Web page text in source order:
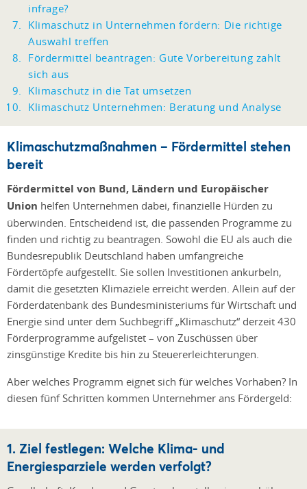
infrage?
Klimaschutz in Unternehmen fördern: Die richtige
Auswahl treffen
Fördermittel beantragen: Gute Vorbereitung zahlt
sich aus
Klimaschutz in die Tat umsetzen
Klimaschutz Unternehmen: Beratung und Analyse
Klimaschutzmaßnahmen – Fördermittel stehen
bereit
Fördermittel von Bund, Ländern und Europäischer
Union helfen Unternehmen dabei, finanzielle Hürden zu
überwinden. Entscheidend ist, die passenden Programme zu
finden und richtig zu beantragen. Sowohl die EU als auch die
Bundesrepublik Deutschland haben umfangreiche
Fördertöpfe aufgestellt. Sie sollen Investitionen ankurbeln,
damit die gesetzten Klimaziele erreicht werden. Allein auf der
Förderdatenbank des Bundesministeriums für Wirtschaft und
Energie sind unter dem Suchbegriff „Klimaschutz“ derzeit 430
Förderprogramme aufgelistet – von Zuschüssen über
zinsgünstige Kredite bis hin zu Steuererleichterungen.
Aber welches Programm eignet sich für welches Vorhaben? In
diesen fünf Schritten kommen Unternehmer ans Fördergeld:
1. Ziel festlegen: Welche Klima- und
Energiesparziele werden verfolgt?